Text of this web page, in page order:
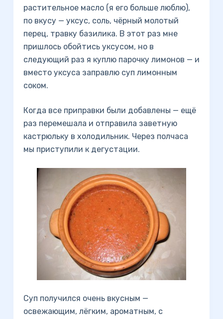
растительное масло (я его больше люблю),
по вкусу — уксус, соль, чёрный молотый
перец, травку базилика. В этот раз мне
пришлось обойтись уксусом, но в
следующий раз я куплю парочку лимонов — и
вместо уксуса заправлю суп лимонным
соком.
Когда все приправки были добавлены — ещё
раз перемешала и отправила заветную
кастрюльку в холодильник. Через полчаса
мы приступили к дегустации.
Суп получился очень вкусным —
освежающим, лёгким, ароматным, с